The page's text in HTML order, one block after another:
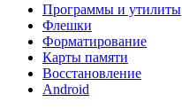
Программы и утилиты
Флешки
Форматирование
Карты памяти
Восстановление
Android